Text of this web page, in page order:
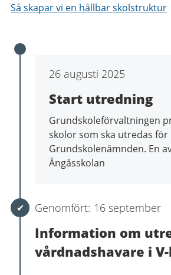
Så skapar vi en hållbar skolstruktur
26 augusti 2025
Start utredning
Grundskoleförvaltningen
skolor som ska utredas
Grundskolenämnden. En
Ängåsskolan
16 september
Information om
vårdnadshavare i